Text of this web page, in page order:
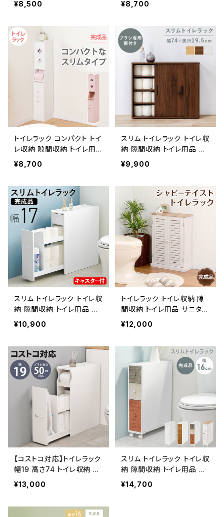
ーパー収納 幅59 奥行19.5
¥8,500
パー収納 幅16.5 3色展開
¥8,700
トイレラック コンパクト トイ
レ収納 隙間収納 トイレ用
品 サニタリー収納 トイレッ
トペーパー収納 幅15.5
¥8,700
スリム トイレラック トイレ収
納 隙間収納 トイレ用品 サ
ニタリー収納 トイレットペ
ーパー収納 幅74 奥行19.5
¥9,900
スリム トイレラック トイレ収
納 隙間収納 トイレ用品 サ
ニタリー収納 トイレットペ
ーパー収納 幅17 完成品
¥10,900
トイレラック トイレ収納 隙
間収納 トイレ用品 サニタリ
ー収納 トイレットペーパー
収納 幅45 奥行17 完成品
¥12,000
【コストコ対応】トイレラック
幅19 高さ74 トイレ収納 隙
間収納 トイレ用品 サニタリ
ー収納 トイレットペーパー
¥13,000
スリム トイレラック トイレ収
納 隙間収納 トイレ用品 サ
ニタリー収納 トイレットペ
ーパー収納 幅16 4色展開
¥14,700